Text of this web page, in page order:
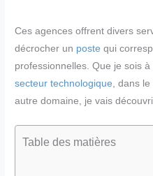
Ces agences offrent divers
décrocher un poste qui
professionnelles. Que je sois
secteur technologique, dans le
autre domaine, je vais
Table des matières